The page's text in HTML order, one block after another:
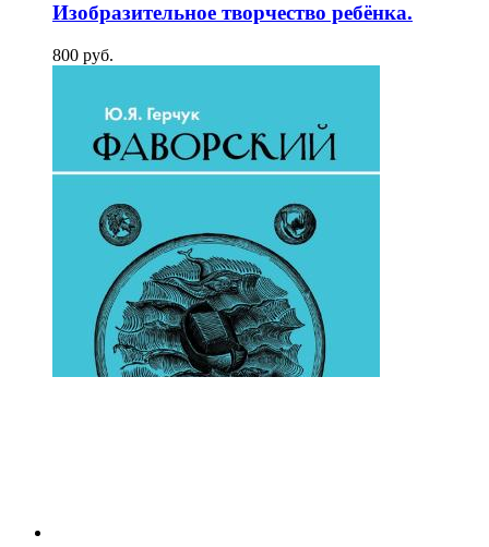
Изобразительное творчество ребёнка.
800 pуб.